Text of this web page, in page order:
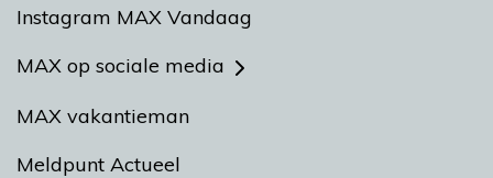
Instagram MAX Vandaag
MAX op sociale media
MAX vakantieman
Meldpunt Actueel